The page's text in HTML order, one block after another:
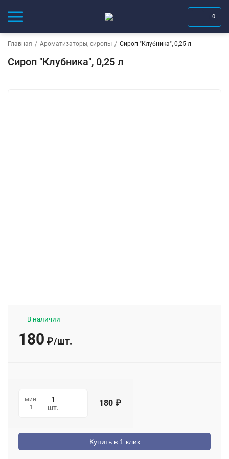
0
Главная / Ароматизаторы, сиропы / Сироп "Клубника", 0,25 л
Сироп "Клубника", 0,25 л
В наличии
180 ₽/шт.
мин.
1
шт. 180 ₽
Купить в 1 клик